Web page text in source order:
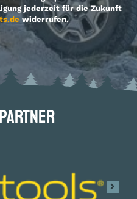
jederzeit für die Zukunft
widerrufen.